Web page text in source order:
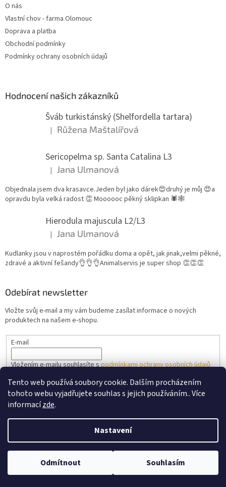
Tento web používá soubory cookie. Dalším procházením
tohoto webu vyjadřujete souhlas s jejich používáním.. Více
informacízde.
Nastavení
Odmítnout Souhlasím
V horkých slunečných dnech prosím nevyužívejte doručení do
venkovních výdejních boxů. Zásilka může být vystavena vysokým
O nás
Vlastní chov - farma Olomouc
Doprava a platba
Obchodní podmínky
Podmínky ochrany osobních údajů
Hodnocení našich zákazníků
Šváb turkistánský (Shelfordella tartara)
Hodnocení produktu je 5 z 5 hvězdiček.
| Růžena Maštalířová
Sericopelma sp. Santa Catalina L3
Hodnocení produktu je 5 z 5 hvězdiček.
| Jana Ulmanová
Objednala jsem dva krasavce.Jeden byl jako dárek😍druhý je můj 😍a
opravdu byla velká radost 👏 Moooooc pěkný sklipkan 🕷🕸
Hierodula majuscula L2/L3
Hodnocení produktu je 5 z 5 hvězdiček.
| Jana Ulmanová
Kudlanky jsou v naprostém pořádku doma a opět, jak jinak,velmi pěkné,
zdravé a aktivní fešandy👌👌👌Animalservis je super shop 👏👏👏
Odebírat newsletter
Vložte svůj e-mail a my vám budeme zasílat informace o nových
produktech na našem e-shopu.
E-mail
Vložením e-mailu souhlasíte spodmínkami ochrany osobních údajů
PŘIHLÁSIT SE
Vytvořil Shoptet
Copyright 2026Animalservis.cz . Všechna práva vyhrazena.